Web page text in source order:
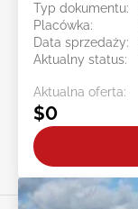
Typ dokumentu:
Placówka:
Data sprzedaży:
Aktualny status:
Aktualna oferta:
$0